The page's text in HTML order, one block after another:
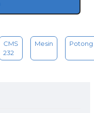
CMS
232
Mesin Potong